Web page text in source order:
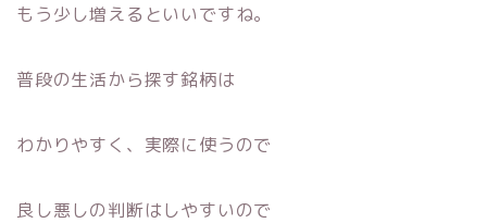
もう少し増えるといいですね。
普段の生活から探す銘柄は
わかりやすく、実際に使うので
良し悪しの判断はしやすいので